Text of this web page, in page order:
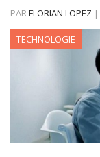
PARFLORIAN LOPEZ |
TECHNOLOGIE